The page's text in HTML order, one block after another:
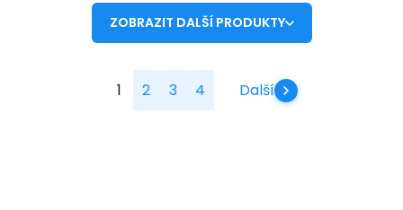
ZOBRAZIT DALŠÍ PRODUKTY
1 2 3 4 Další